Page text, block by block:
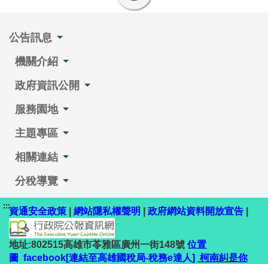
公告訊息
機關介紹
政府資訊公開
服務園地
主題專區
相關連結
分稅導覽
:::資通安全政策 網站隱私權聲明 政府網站資料開放宣告
地址:802515高雄市苓雅區廣州一街148號 位置
圖 facebook[連結至高雄國稅局-稅務e達人] 柯南糾是你